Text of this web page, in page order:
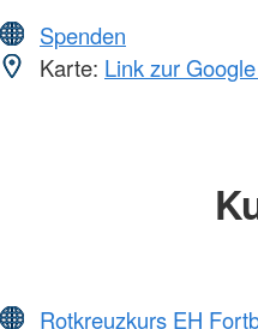
Spenden
Karte: Link zur
Rotkreuzkurs EH